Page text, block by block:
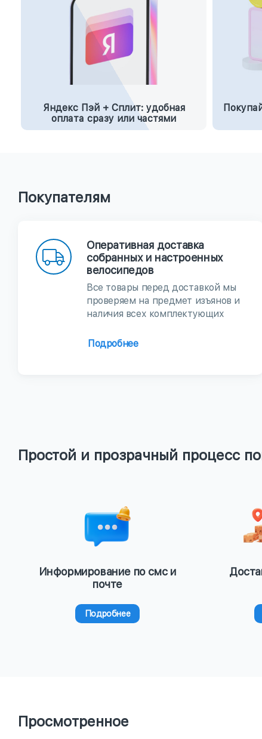
Яндекс Пэй + Сплит: удобная
оплата сразу или частями
Покупателям
Оперативная доставка
собранных и настроенных
велосипедов
Все товары перед доставкой мы
проверяем на предмет изъянов и
наличия всех комплектующих
Подробнее
Простой и прозрачный процесс
Информирование по смс и
почте
Подробнее
Просмотренное